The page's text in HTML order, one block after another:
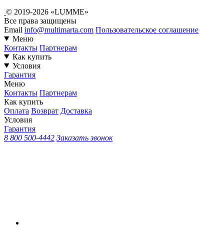
© 2019-2026 «LUMME»
Все права защищены
Email info@multimarta.com Пользовательское соглашение
Меню
Контакты Партнерам
Как купить
Условия
Гарантия
Меню
Контакты Партнерам
Как купить
Оплата Возврат Доставка
Условия
Гарантия
8 800 500-4442 Заказать звонок